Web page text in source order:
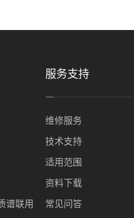
谱联用
服务支持
维修服务
技术支持
适用范围
资料下载
常见问答